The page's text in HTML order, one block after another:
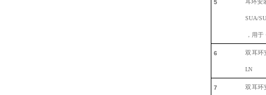
5 耳环安
SUA/
，用于
6 双耳环
LN
7 双耳环